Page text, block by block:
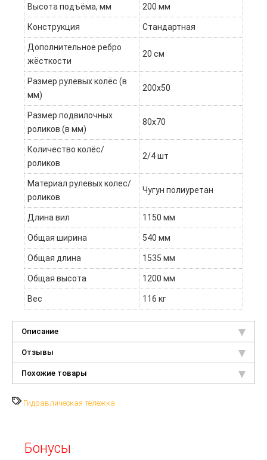
Высота подъёма, мм 200 мм
Конструкция Стандартная
Дополнительное ребро
жёсткости
20 см
Размер рулевых колёс (в
мм)
200х50
Размер подвилочных
роликов (в мм)
80х70
Количество колёс/
роликов
2/4 шт
Материал рулевых колес/
роликов
Чугун полиуретан
Длина вил 1150 мм
Общая ширина 540 мм
Общая длина 1535 мм
Общая высота 1200 мм
Вес 116 кг
Описание
Отзывы
Похожие товары
Гидравлическая тележка
Бонусы